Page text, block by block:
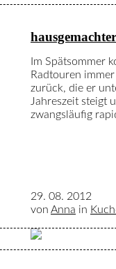
Im Spätsommer
Radtouren
zurück, die er
Jahreszeit steigt
zwangsläufig
29. 08. 2012
von Anna in